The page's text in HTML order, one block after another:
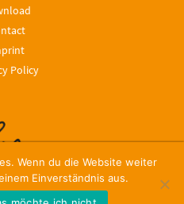
Policy
Wenn du die Website weiter
Einverständnis aus.